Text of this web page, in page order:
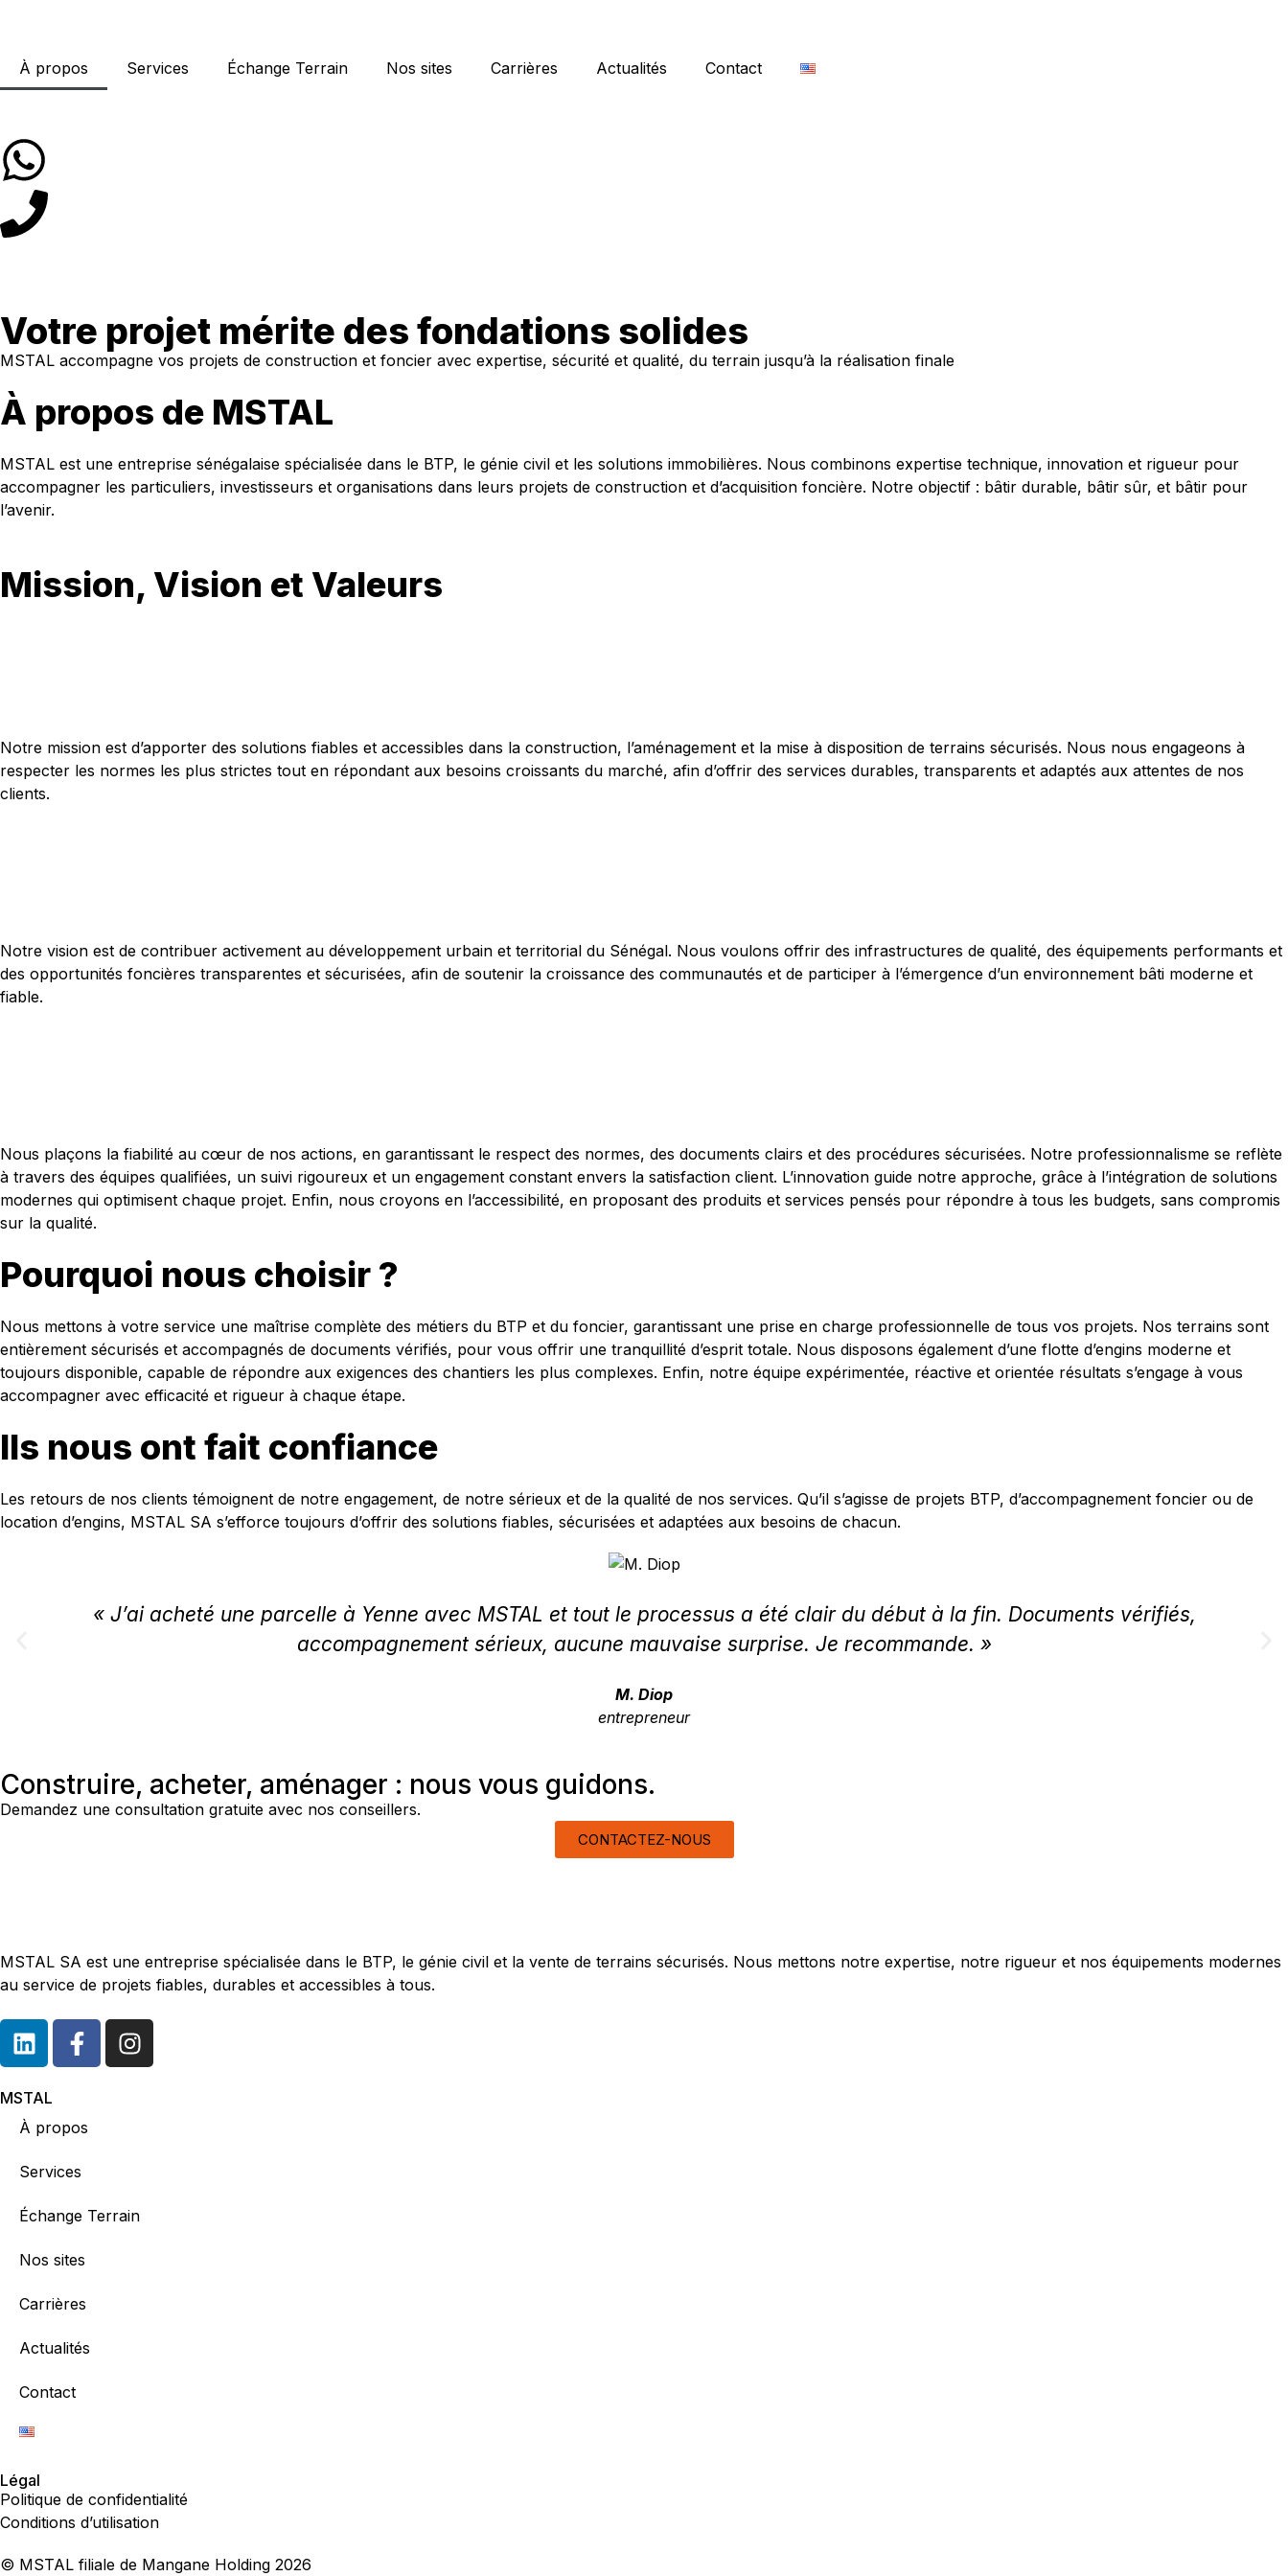
À propos Services Échange Terrain Nos sites Carrières Actualités Contact
Votre projet mérite des fondations solides
MSTAL accompagne vos projets de construction et foncier avec expertise, sécurité et qualité, du terrain jusqu’à la réalisation finale
À propos de MSTAL
MSTAL est une entreprise sénégalaise spécialisée dans le BTP, le génie civil et les solutions immobilières. Nous combinons expertise technique, innovation et rigueur pour
accompagner les particuliers, investisseurs et organisations dans leurs projets de construction et d’acquisition foncière. Notre objectif : bâtir durable, bâtir sûr, et bâtir pour
l’avenir.
Mission, Vision et Valeurs
Notre mission est d’apporter des solutions fiables et accessibles dans la construction, l’aménagement et la mise à disposition de terrains sécurisés. Nous nous engageons à
respecter les normes les plus strictes tout en répondant aux besoins croissants du marché, afin d’offrir des services durables, transparents et adaptés aux attentes de nos
clients.
Notre vision est de contribuer activement au développement urbain et territorial du Sénégal. Nous voulons offrir des infrastructures de qualité, des équipements performants et
des opportunités foncières transparentes et sécurisées, afin de soutenir la croissance des communautés et de participer à l’émergence d’un environnement bâti moderne et
fiable.
Nous plaçons la fiabilité au cœur de nos actions, en garantissant le respect des normes, des documents clairs et des procédures sécurisées. Notre professionnalisme se reflète
à travers des équipes qualifiées, un suivi rigoureux et un engagement constant envers la satisfaction client. L’innovation guide notre approche, grâce à l’intégration de solutions
modernes qui optimisent chaque projet. Enfin, nous croyons en l’accessibilité, en proposant des produits et services pensés pour répondre à tous les budgets, sans compromis
sur la qualité.
Pourquoi nous choisir ?
Nous mettons à votre service une maîtrise complète des métiers du BTP et du foncier, garantissant une prise en charge professionnelle de tous vos projets. Nos terrains sont
entièrement sécurisés et accompagnés de documents vérifiés, pour vous offrir une tranquillité d’esprit totale. Nous disposons également d’une flotte d’engins moderne et
toujours disponible, capable de répondre aux exigences des chantiers les plus complexes. Enfin, notre équipe expérimentée, réactive et orientée résultats s’engage à vous
accompagner avec efficacité et rigueur à chaque étape.
Ils nous ont fait confiance
Les retours de nos clients témoignent de notre engagement, de notre sérieux et de la qualité de nos services. Qu’il s’agisse de projets BTP, d’accompagnement foncier ou de
location d’engins, MSTAL SA s’efforce toujours d’offrir des solutions fiables, sécurisées et adaptées aux besoins de chacun.
« J’ai acheté une parcelle à Yenne avec MSTAL et tout le processus a été clair du début à la fin. Documents vérifiés,
accompagnement sérieux, aucune mauvaise surprise. Je recommande. »
M. Diop
entrepreneur
Construire, acheter, aménager : nous vous guidons.
Demandez une consultation gratuite avec nos conseillers.
CONTACTEZ-NOUS
MSTAL SA est une entreprise spécialisée dans le BTP, le génie civil et la vente de terrains sécurisés. Nous mettons notre expertise, notre rigueur et nos équipements modernes
au service de projets fiables, durables et accessibles à tous.
MSTAL
À propos
Services
Échange Terrain
Nos sites
Carrières
Actualités
Contact
Légal
Politique de confidentialité
Conditions d’utilisation
© MSTAL filiale de Mangane Holding 2026